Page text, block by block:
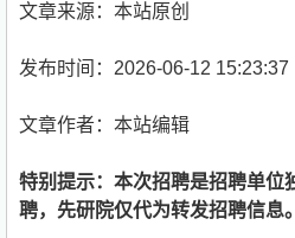
文章来源：本站原创
发布时间：2026-06-12 15:23:37
文章作者：本站编辑
特别提示：本次招聘是招聘单位
聘，先研院仅代为转发招聘信息。